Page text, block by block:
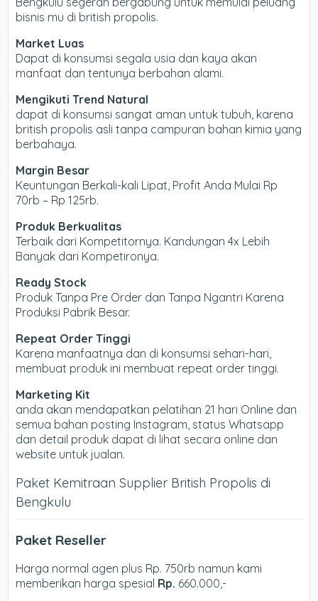
bisnis mu di british propolis.
Market Luas
Dapat di konsumsi segala usia dan kaya akan
manfaat dan tentunya berbahan alami.
Mengikuti Trend Natural
dapat di konsumsi sangat aman untuk tubuh, karena
british propolis asli tanpa campuran bahan kimia yang
berbahaya.
Margin Besar
Keuntungan Berkali-kali Lipat, Profit Anda Mulai Rp
70rb – Rp 125rb.
Produk Berkualitas
Terbaik dari Kompetitornya. Kandungan 4x Lebih
Banyak dari Kompetironya.
Ready Stock
Produk Tanpa Pre Order dan Tanpa Ngantri Karena
Produksi Pabrik Besar.
Repeat Order Tinggi
Karena manfaatnya dan di konsumsi sehari-hari,
membuat produk ini membuat repeat order tinggi.
Marketing Kit
anda akan mendapatkan pelatihan 21 hari Online dan
semua bahan posting Instagram, status Whatsapp
dan detail produk dapat di lihat secara online dan
website untuk jualan.
Paket Kemitraan Supplier British Propolis di
Bengkulu
Paket Reseller
Harga normal agen plus Rp. 750rb namun kami
memberikan harga spesial Rp. 660.000,-